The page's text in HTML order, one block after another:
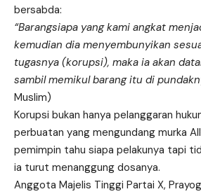
bersabda:
“Barangsiapa yang kami angkat
kemudian dia menyembunyikan
tugasnya (korupsi), maka ia akan
sambil memikul barang itu di
Muslim)
Korupsi bukan hanya pelanggaran
perbuatan yang mengundang murka
pemimpin tahu siapa pelakunya tapi
ia turut menanggung dosanya.
Anggota Majelis Tinggi Partai X,